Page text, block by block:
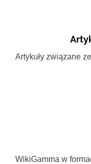
Artykuły związane
WikiGamma w